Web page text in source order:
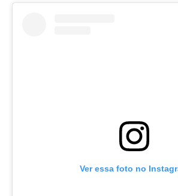
Ver essa foto no